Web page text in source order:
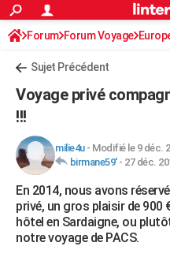
ACTUALITÉS
Politique
Société
Faits Divers
Education
Monde
Villes
+
Programme TV
TNTStreaming
Cinéma
Sorties cinéma
Musique
+FINANCE
Retraite
Impôts
Epargne
Immobilier
Risques naturels par ville
Banque
Assurance
Crédit
AUTO
Essais
Réserver un essai
Citadines
Berlines
SUV
Forum auto
HIGH-TECH
Mobiles
Meilleur smartphone
Internet
Ordinateurs
Jeux vidéo
Guide high-tech
+BRICOLAGE
Forum
Aménagement intérieur
Extérieur
Cuisine
Salle de bains
Jardinage
Rangement
WEEK-END
Forum Forum Voyage
Sujet Précédent
Voyage privé
!!!
milie4u- Modifié le 9 déc.
birmane59'- 27 déc.
En 2014, nous avons
privé, un gros plaisir de 900
hôtel en Sardaigne, ou
notre voyage de PACS.